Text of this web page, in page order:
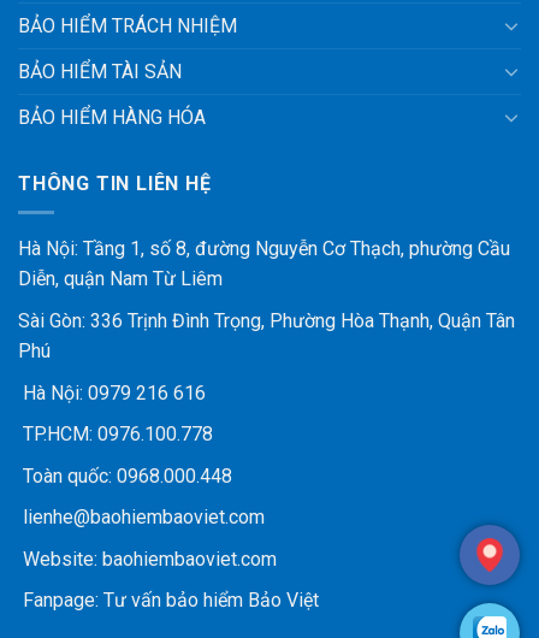
BẢO HIỂM TRÁCH NHIỆM
BẢO HIỂM TÀI SẢN
BẢO HIỂM HÀNG HÓA
THÔNG TIN LIÊN HỆ
Hà Nội: Tầng 1, số 8, đường Nguyễn Cơ Thạch, phường Cầu
Diễn, quận Nam Từ Liêm
Sài Gòn: 336 Trịnh Đình Trọng, Phường Hòa Thạnh, Quận Tân
Phú
Hà Nội: 0979 216 616
TP.HCM: 0976.100.778
Toàn quốc: 0968.000.448
lienhe@baohiembaoviet.com
Website: baohiembaoviet.com
Fanpage: Tư vấn bảo hiểm Bảo Việt